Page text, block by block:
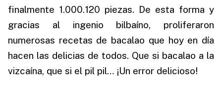
finalmente 1.000.120 piezas. De esta forma y
gracias al ingenio bilbaíno, proliferaron
numerosas recetas de bacalao que hoy en día
hacen las delicias de todos. Que si bacalao a la
vizcaína, que si el pil pil… ¡Un error delicioso!